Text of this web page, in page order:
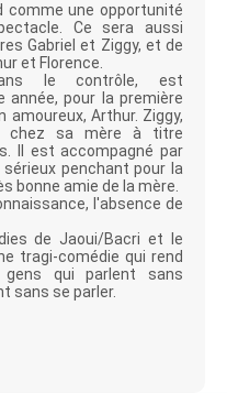
comme une opportunité
Ce sera aussi
Gabriel et Ziggy, et de
et Florence.
le contrôle, est
pour la première
Arthur. Ziggy,
chez sa mère à titre
Il est accompagné par
penchant pour la
bonne amie de la mère.
l'absence de
de Jaoui/Bacri et le
tragi-comédie qui rend
qui parlent sans
sans se parler.